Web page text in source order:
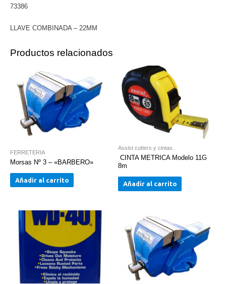
73386
LLAVE COMBINADA – 22MM
Productos relacionados
FERRETERIA
Morsas Nº 3 – «BARBERO»
Añadir al carrito
Assist cutters y cintas.
CINTA METRICA Modelo 11G
8m
Añadir al carrito